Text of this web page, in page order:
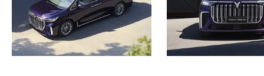
Клиренс
165 мм